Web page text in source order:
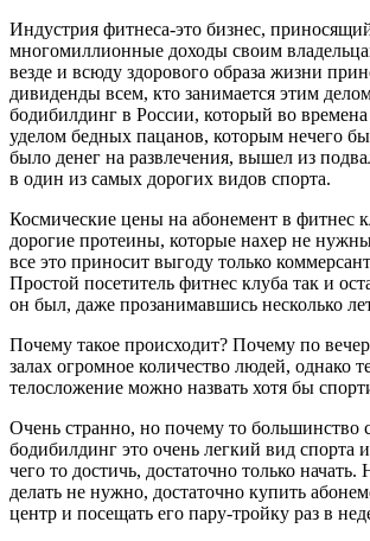
Индустрия фитнеса-это бизнес,
многомиллионные доходы своим
везде и всюду здорового образа жизни
дивиденды всем, кто занимается этим
бодибилдинг в России, который во
уделом бедных пацанов, которым нечего
было денег на развлечения, вышел из
в один из самых дорогих видов спорта.
Космические цены на абонемент в фитнес
дорогие протеины, которые нахер не
все это приносит выгоду только
Простой посетитель фитнес клуба так и
он был, даже прозанимавшись несколько
Почему такое происходит? Почему по
залах огромное количество людей, однако
телосложение можно назвать хотя бы
Очень странно, но почему то большинство
бодибилдинг это очень легкий вид спорта
чего то достичь, достаточно только
делать не нужно, достаточно купить
центр и посещать его пару-тройку раз в